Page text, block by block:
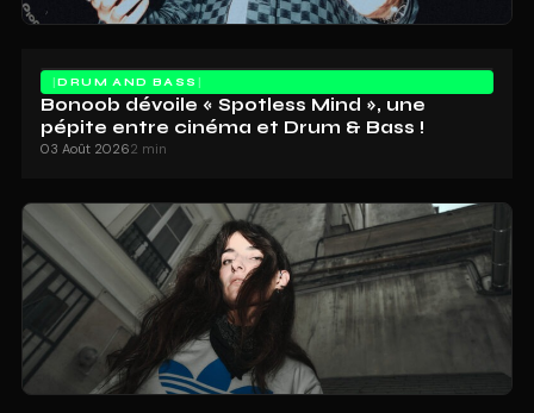
DRUM AND BASS
Bonoob dévoile « Spotless Mind », une
pépite entre cinéma et Drum & Bass !
03 Août 20262 min